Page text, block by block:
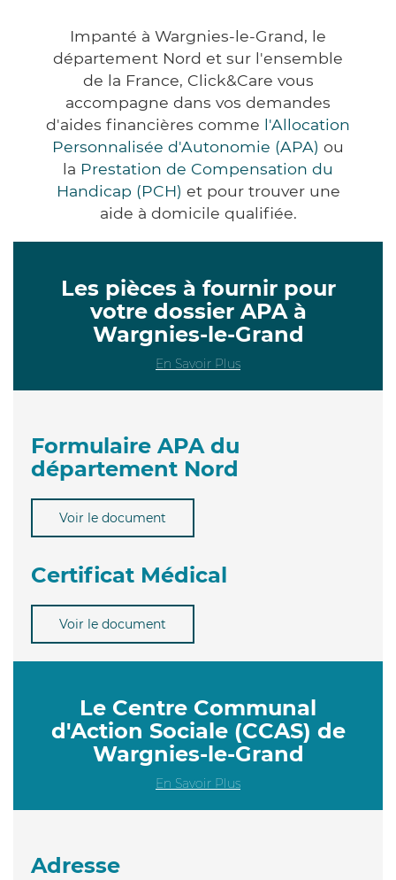
Impanté à Wargnies-le-Grand, le
département Nord et sur l'ensemble
de la France, Click&Care vous
accompagne dans vos demandes
d'aides financières comme l'Allocation
Personnalisée d'Autonomie (APA) ou
la Prestation de Compensation du
Handicap (PCH) et pour trouver une
aide à domicile qualifiée.
Les pièces à fournir pour
votre dossier APA à
Wargnies-le-Grand
En Savoir Plus
Formulaire APA du
département Nord
Voir le document
Certificat Médical
Voir le document
Le Centre Communal
d'Action Sociale (CCAS) de
Wargnies-le-Grand
En Savoir Plus
Adresse